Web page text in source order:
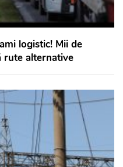
logistic! Mii de
rute alternative